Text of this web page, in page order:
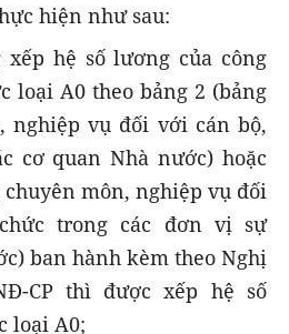
hiện như sau:
hệ số lương của công
loại A0 theo bảng 2 (bảng
nghiệp vụ đối với cán bộ,
cơ quan Nhà nước) hoặc
môn, nghiệp vụ đối
trong các đơn vị sự
ban hành kèm theo Nghị
CP thì được xếp hệ số
loại A0;